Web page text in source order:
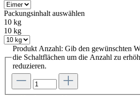
Packungsinhalt auswählen
10 kg
10 kg
Produkt Anzahl: Gib den gewünschten
die Schaltflächen um die Anzahl zu
reduzieren.